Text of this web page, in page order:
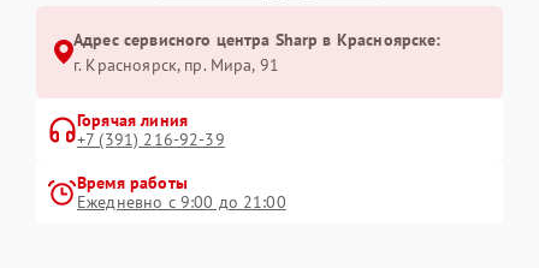
Адрес сервисного центра Sharp в Красноярске:
г. Красноярск, ​пр. Мира, 91
Горячая линия
+7 (391) 216-92-39
Время работы
Ежедневно с 9:00 до 21:00